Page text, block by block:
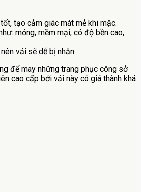
tạo cảm giác mát mẻ khi mặc.
mỏng, mềm mại, có độ bền cao,
vải sẽ dễ bị nhăn.
để may những trang phục công sở
cao cấp bởi vải này có giá thành khá